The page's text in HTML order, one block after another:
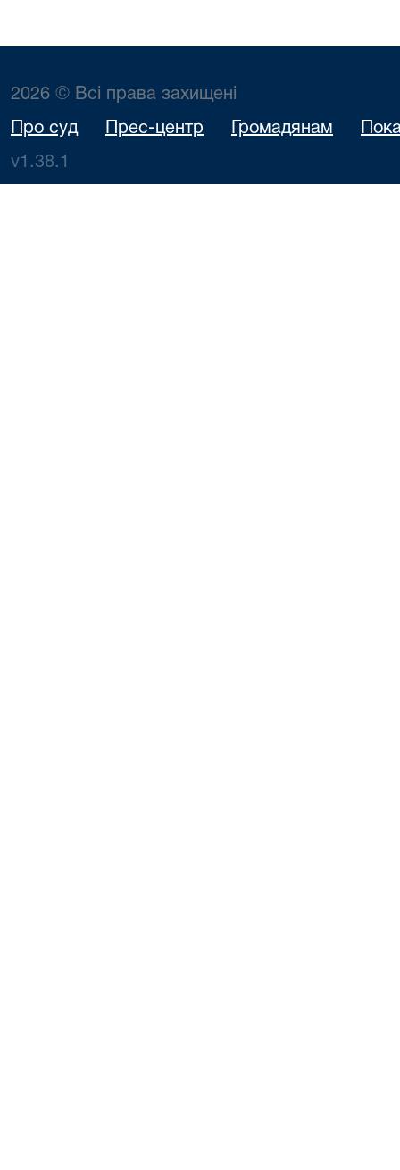
2026 © Всі права захищені
Про суд Прес-центр Громадянам
v1.38.1